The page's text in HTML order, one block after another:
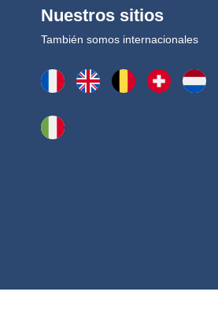
Nuestros sitios
También somos internacionales